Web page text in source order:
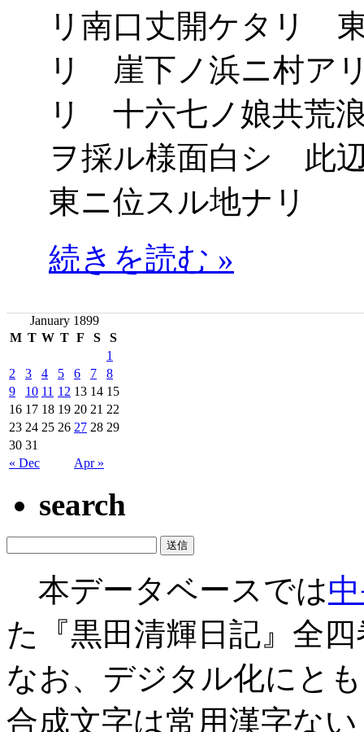
リ南口丈開ケタリ
リ 崖下ノ浜ニ村ア
リ 十六七ノ娘共荒
ヲ採ル様面白シ 此
東ニ位スル地ナリ
続きを読む »
January 1899
M T W T F S S
« Dec Apr »
1
2
3 4 5 6 7
8
9
10 11 12 13 14 15
16 17 18 19 20 21 22
23 24 25 26 27 28 29
30 31
search
本データベースでは
た『黒田清輝日記』全
なお、デジタル化にと
合成文字は常用漢字な